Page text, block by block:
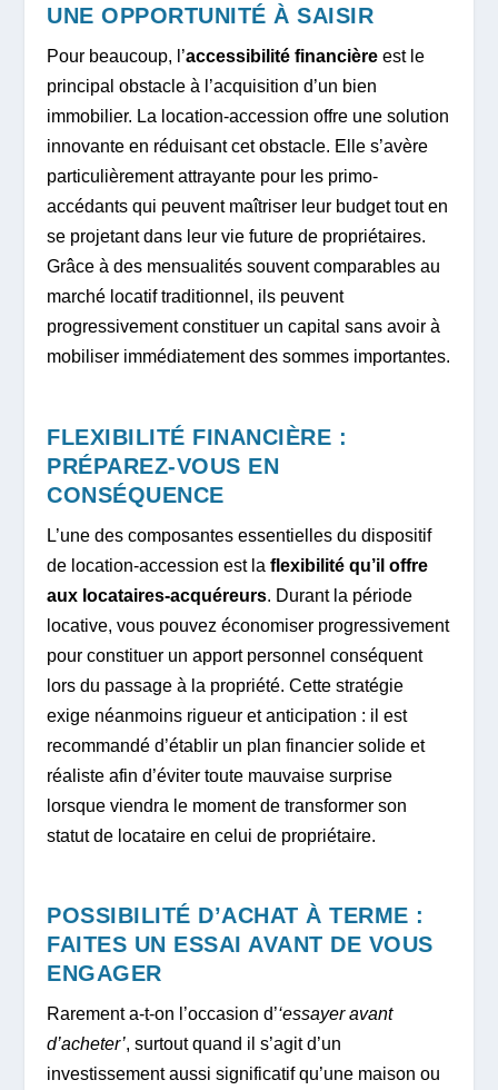
UNE OPPORTUNITÉ À SAISIR
Pour beaucoup, l’accessibilité financière est le
principal obstacle à l’acquisition d’un bien
immobilier. La location-accession offre une solution
innovante en réduisant cet obstacle. Elle s’avère
particulièrement attrayante pour les primo-
accédants qui peuvent maîtriser leur budget tout en
se projetant dans leur vie future de propriétaires.
Grâce à des mensualités souvent comparables au
marché locatif traditionnel, ils peuvent
progressivement constituer un capital sans avoir à
mobiliser immédiatement des sommes importantes.
FLEXIBILITÉ FINANCIÈRE :
PRÉPAREZ-VOUS EN
CONSÉQUENCE
L’une des composantes essentielles du dispositif
de location-accession est laflexibilité qu’il offre
aux locataires-acquéreurs. Durant la période
locative, vous pouvez économiser progressivement
pour constituer un apport personnel conséquent
lors du passage à la propriété. Cette stratégie
exige néanmoins rigueur et anticipation : il est
recommandé d’établir un plan financier solide et
réaliste afin d’éviter toute mauvaise surprise
lorsque viendra le moment de transformer son
statut de locataire en celui de propriétaire.
POSSIBILITÉ D’ACHAT À TERME :
FAITES UN ESSAI AVANT DE VOUS
ENGAGER
Rarement a-t-on l’occasion d’‘essayer avant
d’acheter’, surtout quand il s’agit d’un
investissement aussi significatif qu’une maison ou